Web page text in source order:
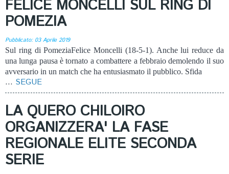
FELICE MONCELLI SUL RING DI
POMEZIA
Pubblicato: 03 Aprile 2019
Sul ring di PomeziaFelice Moncelli (18-5-1). Anche lui reduce da
una lunga pausa è tornato a combattere a febbraio demolendo il suo
avversario in un match che ha entusiasmato il pubblico. Sfida
... SEGUE
LA QUERO CHILOIRO
ORGANIZZERA' LA FASE
REGIONALE ELITE SECONDA
SERIE